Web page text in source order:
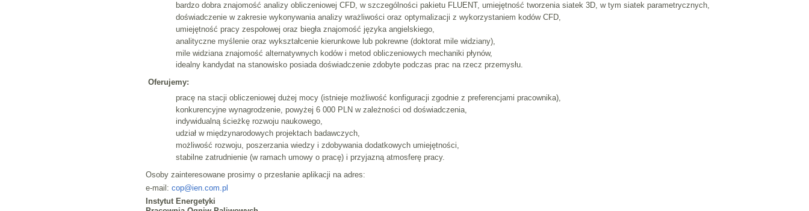
bardzo dobra znajomość analizy obliczeniowej CFD, w szczególności pakietu FLUENT, umiejętność tworzenia siatek 3D, w tym siatek parametrycznych,
doświadczenie w zakresie wykonywania analizy wrażliwości oraz optymalizacji z wykorzystaniem kodów CFD,
umiejętność pracy zespołowej oraz biegła znajomość języka angielskiego,
analityczne myślenie oraz wykształcenie kierunkowe lub pokrewne (doktorat mile widziany),
mile widziana znajomość alternatywnych kodów i metod obliczeniowych mechaniki płynów,
idealny kandydat na stanowisko posiada doświadczenie zdobyte podczas prac na rzecz przemysłu.
Oferujemy:
pracę na stacji obliczeniowej dużej mocy (istnieje możliwość konfiguracji zgodnie z preferencjami pracownika),
konkurencyjne wynagrodzenie, powyżej 6 000 PLN w zależności od doświadczenia,
indywidualną ścieżkę rozwoju naukowego,
udział w międzynarodowych projektach badawczych,
możliwość rozwoju, poszerzania wiedzy i zdobywania dodatkowych umiejętności,
stabilne zatrudnienie (w ramach umowy o pracę) i przyjazną atmosferę pracy.
Osoby zainteresowane prosimy o przesłanie aplikacji na adres:
e-mail: cop@ien.com.pl
Instytut Energetyki